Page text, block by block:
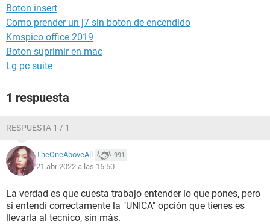
Boton insert
Como prender un j7 sin boton de encendido
Kmspico office 2019
Boton suprimir en mac
Lg pc suite
1 respuesta
RESPUESTA 1 / 1
TheOneAboveAll 991
21 abr 2022 a las 16:50
La verdad es que cuesta trabajo entender lo que pones, pero
si entendí correctamente la "UNICA" opción que tienes es
llevarla al tecnico, sin más.